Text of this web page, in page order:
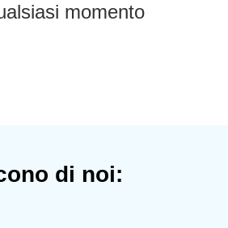
momento
di noi: